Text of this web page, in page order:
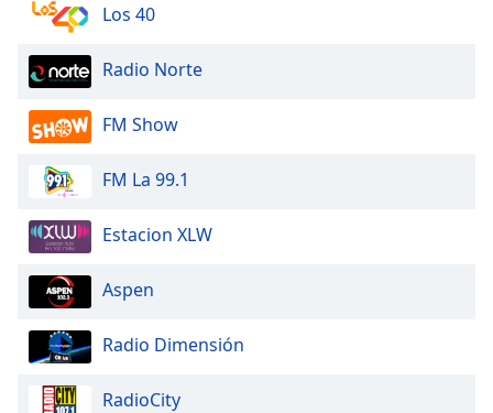
Los 40
Radio Norte
FM Show
FM La 99.1
Estacion XLW
Aspen
Radio Dimensión
RadioCity